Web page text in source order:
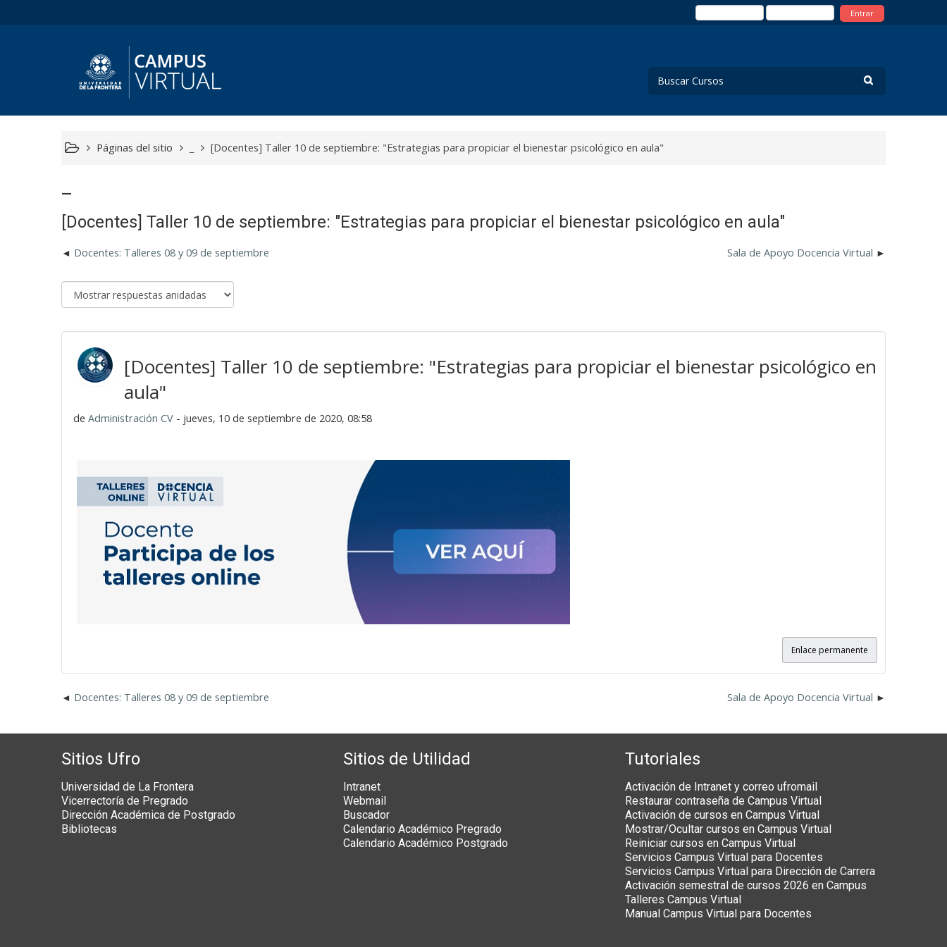
Entrar
Páginas del sitio [Docentes] Taller 10 de septiembre: "Estrategias para propiciar el bienestar psicológico en aula"
[Docentes] Taller 10 de septiembre: "Estrategias para propiciar el bienestar psicológico en aula"
Docentes: Talleres 08 y 09 de septiembre Sala de Apoyo Docencia Virtual
[Docentes] Taller 10 de septiembre: "Estrategias para propiciar el bienestar psicológico en
aula"
de Administración CV - jueves, 10 de septiembre de 2020, 08:58
Enlace permanente
Docentes: Talleres 08 y 09 de septiembre Sala de Apoyo Docencia Virtual
Sitios Ufro
Universidad de La Frontera
Vicerrectoría de Pregrado
Dirección Académica de Postgrado
Bibliotecas
Sitios de Utilidad
Intranet
Webmail
Buscador
Calendario Académico Pregrado
Calendario Académico Postgrado
Tutoriales
Activación de Intranet y correo ufromail
Restaurar contraseña de Campus Virtual
Activación de cursos en Campus Virtual
Mostrar/Ocultar cursos en Campus Virtual
Reiniciar cursos en Campus Virtual
Servicios Campus Virtual para Docentes
Servicios Campus Virtual para Dirección de Carrera
Activación semestral de cursos 2026 en Campus
Talleres Campus Virtual
Manual Campus Virtual para Docentes